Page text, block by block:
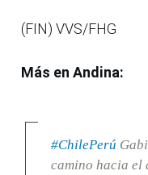
(FIN) VVS/FHG
Más en Andina:
#ChilePerú
camino hacia el